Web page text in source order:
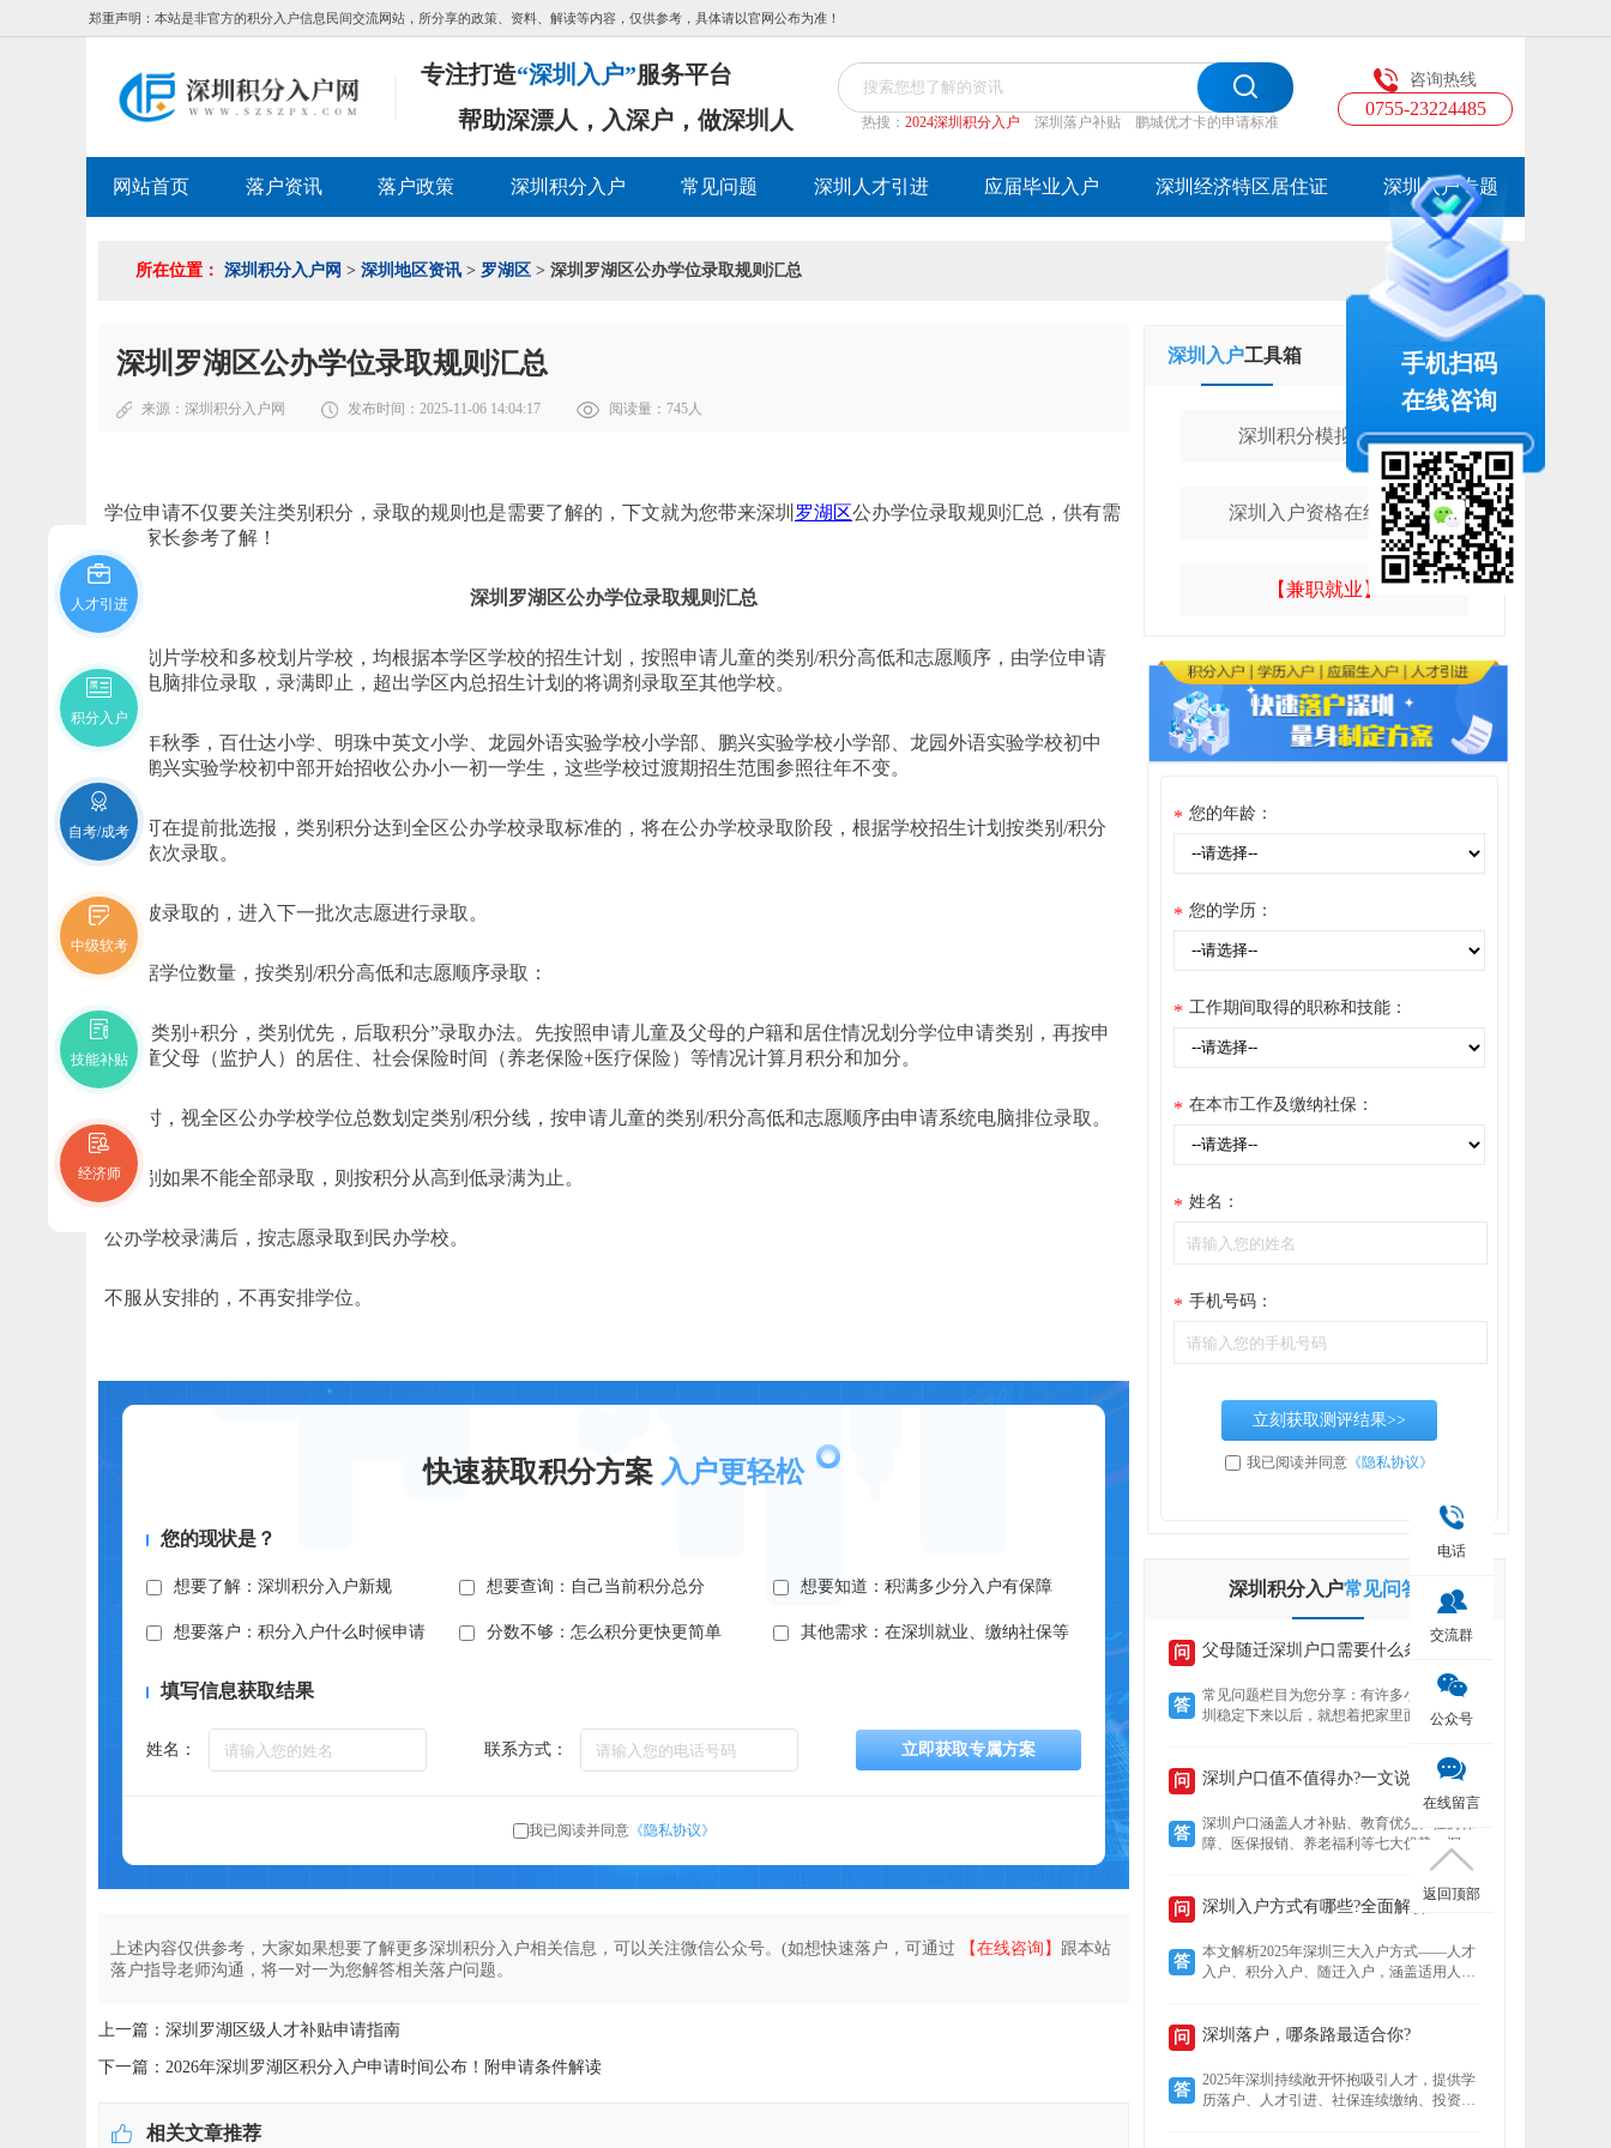
郑重声明：本站是非官方的积分入户信息民间交流网站，所分享的政策、资料、解读等内容，仅供参考，具体请以官网公布为准！
专注打造“深圳入户”服务平台
帮助深漂人，入深户，做深圳人
热搜： 2024深圳积分入户 深圳落户补贴 鹏城优才卡的申请标准
咨询热线
0755-23224485
网站首页 落户资讯 落户政策 深圳积分入户 常见问题 深圳人才引进 应届毕业入户 深圳经济特区居住证 深圳入户专题
所在位置： 深圳积分入户网 > 深圳地区资讯 > 罗湖区 > 深圳罗湖区公办学位录取规则汇总
深圳罗湖区公办学位录取规则汇总
来源：深圳积分入户网 发布时间：2025-11-06 14:04:17 阅读量： 745人
学位申请不仅要关注类别积分，录取的规则也是需要了解的，下文就为您带来深圳 罗湖区公办学位录取规则汇总，供有需
要的家长参考了解！
深圳罗湖区公办学位录取规则汇总
单校划片学校和多校划片学校，均根据本学区学校的招生计划，按照申请儿童的类别/积分高低和志愿顺序，由学位申请
系统电脑排位录取，录满即止，超出学区内总招生计划的将调剂录取至其他学校。
2025年秋季，百仕达小学、明珠中英文小学、龙园外语实验学校小学部、鹏兴实验学校小学部、龙园外语实验学校初中
部、鹏兴实验学校初中部开始招收公办小一初一学生，这些学校过渡期招生范围参照往年不变。
家长可在提前批选报，类别积分达到全区公办学校录取标准的，将在公办学校录取阶段，根据学校招生计划按类别/积分
高低依次录取。
没有被录取的，进入下一批次志愿进行录取。
✅根据学位数量，按类别/积分高低和志愿顺序录取：
采取“类别+积分，类别优先，后取积分”录取办法。先按照申请儿童及父母的户籍和居住情况划分学位申请类别，再按申
请儿童父母（监护人）的居住、社会保险时间（养老保险+医疗保险）等情况计算月积分和加分。
录取时，视全区公办学校学位总数划定类别/积分线，按申请儿童的类别/积分高低和志愿顺序由申请系统电脑排位录取。
同类别如果不能全部录取，则按积分从高到低录满为止。
公办学校录满后，按志愿录取到民办学校。
不服从安排的，不再安排学位。
快速获取积分方案 入户更轻松
您的现状是？
想要了解：深圳积分入户新规 想要查询：自己当前积分总分 想要知道：积满多少分入户有保障
想要落户：积分入户什么时候申请 分数不够：怎么积分更快更简单 其他需求：在深圳就业、缴纳社保等
填写信息获取结果
姓名： 联系方式： 立即获取专属方案
我已阅读并同意《隐私协议》
上述内容仅供参考，大家如果想要了解更多深圳积分入户相关信息，可以关注微信公众号。(如想快速落户，可通过 【在线咨询】 跟本站
落户指导老师沟通，将一对一为您解答相关落户问题。
上一篇：深圳罗湖区级人才补贴申请指南
下一篇：2026年深圳罗湖区积分入户申请时间公布！附申请条件解读
相关文章推荐
深圳入户工具箱 学历提升工具箱
深圳积分模拟计算器
深圳入户资格在线测评
【兼职就业】
* 您的年龄：
* 您的学历：
* 工作期间取得的职称和技能：
* 在本市工作及缴纳社保：
* 姓名：
* 手机号码：
立刻获取测评结果>>
我已阅读并同意 《隐私协议》
深圳积分入户常见问答
问 父母随迁深圳户口需要什么条件？
答
常见问题栏目为您分享：有许多小伙伴在深
圳稳定下来以后，就想着把家里面的老人接
也迁过来，下文就为您介绍老人迁户口过来
以后有什么好处？然后再来了解，父母随迁
问 深圳户口值不值得办?一文说清7大核心优势!
答
深圳户口涵盖人才补贴、教育优先、住房保
障、医保报销、养老福利等七大优势。深户
可领本科至博士补贴，子女享公立学位及中
考加分，住房成本低至市场30%，医保报销
比例高达95%，退休养老金更高，且支持全
价值。
问 深圳入户方式有哪些?全面解析!
答
本文解析2025年深圳三大入户方式——人才
入户、积分入户、随迁入户，涵盖适用人
历要求但竞争激烈，随迁入户条件宽松，助
问 深圳落户，哪条路最适合你?
答
2025年深圳持续敞开怀抱吸引人才，提供学
历落户、人才引进、社保连续缴纳、投资创
人才引进
积分入户
自考/成考
中级软考
技能补贴
经济师
手机扫码
在线咨询
电话
交流群
公众号
在线留言
返回顶部